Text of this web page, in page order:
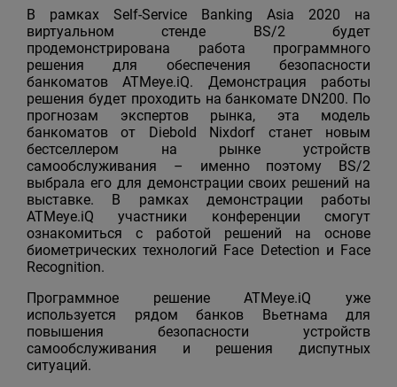
В рамках Self-Service Banking Asia 2020 на
виртуальном стенде BS/2 будет
продемонстрирована работа программного
решения для обеспечения безопасности
банкоматов ATMeye.iQ. Демонстрация работы
решения будет проходить на банкомате DN200. По
прогнозам экспертов рынка, эта модель
банкоматов от Diebold Nixdorf станет новым
бестселлером на рынке устройств
самообслуживания – именно поэтому BS/2
выбрала его для демонстрации своих решений на
выставке. В рамках демонстрации работы
ATMeye.iQ участники конференции смогут
ознакомиться с работой решений на основе
биометрических технологий Face Detection и Face
Recognition.
Программное решение ATMeye.iQ уже
используется рядом банков Вьетнама для
повышения безопасности устройств
самообслуживания и решения диспутных
ситуаций.